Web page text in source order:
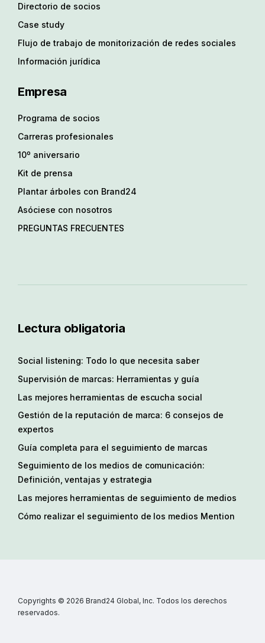
Directorio de socios
Case study
Flujo de trabajo de monitorización de redes sociales
Información jurídica
Empresa
Programa de socios
Carreras profesionales
10º aniversario
Kit de prensa
Plantar árboles con Brand24
Asóciese con nosotros
PREGUNTAS FRECUENTES
Lectura obligatoria
Social listening: Todo lo que necesita saber
Supervisión de marcas: Herramientas y guía
Las mejores herramientas de escucha social
Gestión de la reputación de marca: 6 consejos de
expertos
Guía completa para el seguimiento de marcas
Seguimiento de los medios de comunicación:
Definición, ventajas y estrategia
Las mejores herramientas de seguimiento de medios
Cómo realizar el seguimiento de los medios Mention
Copyrights © 2026 Brand24 Global, Inc. Todos los derechos
reservados.